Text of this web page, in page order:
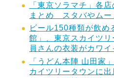
「東京ソラマチ」各
まとめ スタバやムー
ビール150種類が飲め
館」、東京スカイツ
員さんの衣装がカワイ
「うどん本陣 山田家
カイツリータウンに